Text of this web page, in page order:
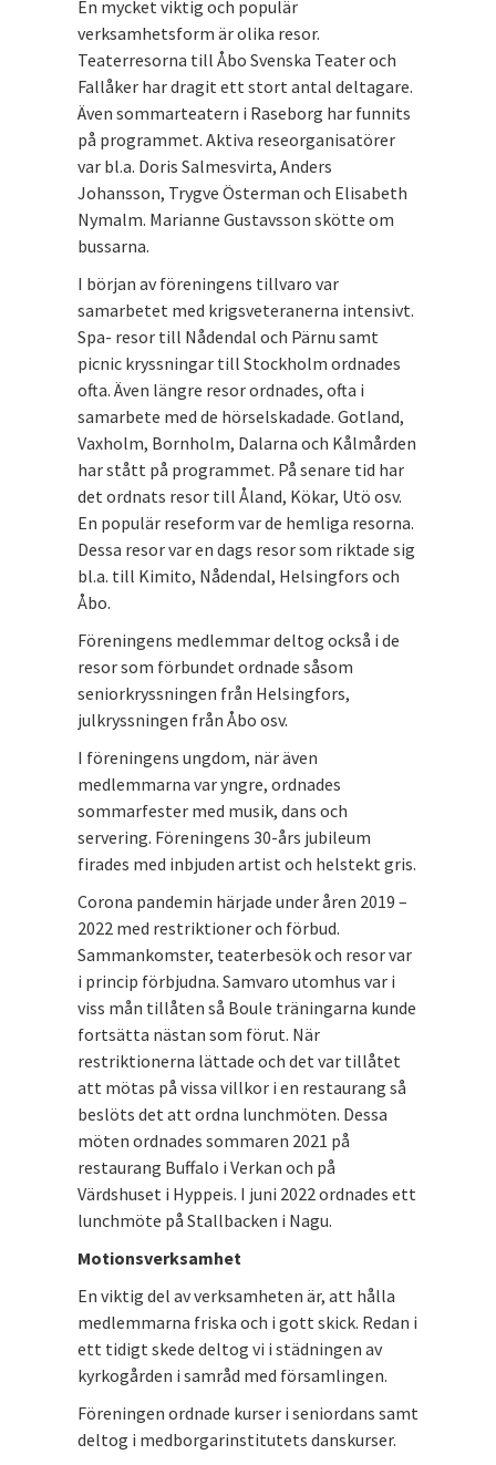
En mycket viktig och populär
verksamhetsform är olika resor.
Teaterresorna till Åbo Svenska Teater och
Fallåker har dragit ett stort antal deltagare.
Även sommarteatern i Raseborg har funnits
på programmet. Aktiva reseorganisatörer
var bl.a. Doris Salmesvirta, Anders
Johansson, Trygve Österman och Elisabeth
Nymalm. Marianne Gustavsson skötte om
bussarna.
I början av föreningens tillvaro var
samarbetet med krigsveteranerna intensivt.
Spa- resor till Nådendal och Pärnu samt
picnic kryssningar till Stockholm ordnades
ofta. Även längre resor ordnades, ofta i
samarbete med de hörselskadade. Gotland,
Vaxholm, Bornholm, Dalarna och Kålmården
har stått på programmet. På senare tid har
det ordnats resor till Åland, Kökar, Utö osv.
En populär reseform var de hemliga resorna.
Dessa resor var en dags resor som riktade sig
bl.a. till Kimito, Nådendal, Helsingfors och
Åbo.
Föreningens medlemmar deltog också i de
resor som förbundet ordnade såsom
seniorkryssningen från Helsingfors,
julkryssningen från Åbo osv.
I föreningens ungdom, när även
medlemmarna var yngre, ordnades
sommarfester med musik, dans och
servering. Föreningens 30-års jubileum
firades med inbjuden artist och helstekt gris.
Corona pandemin härjade under åren 2019 –
2022 med restriktioner och förbud.
Sammankomster, teaterbesök och resor var
i princip förbjudna. Samvaro utomhus var i
viss mån tillåten så Boule träningarna kunde
fortsätta nästan som förut. När
restriktionerna lättade och det var tillåtet
att mötas på vissa villkor i en restaurang så
beslöts det att ordna lunchmöten. Dessa
möten ordnades sommaren 2021 på
restaurang Buffalo i Verkan och på
Värdshuset i Hyppeis. I juni 2022 ordnades ett
lunchmöte på Stallbacken i Nagu.
Motionsverksamhet
En viktig del av verksamheten är, att hålla
medlemmarna friska och i gott skick. Redan i
ett tidigt skede deltog vi i städningen av
kyrkogården i samråd med församlingen.
Föreningen ordnade kurser i seniordans samt
deltog i medborgarinstitutets danskurser.